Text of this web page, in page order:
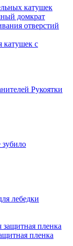
катушек
домкрат
отверстий
катушек с
Рукоятки
зубило
лебедки
пленка